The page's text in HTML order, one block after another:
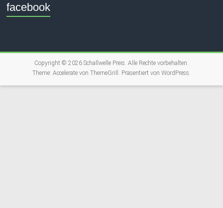
facebook
Copyright © 2026 Schallwelle Preis . Alle Rechte vorbehalten.
Theme: Acceleratevon ThemeGrill. Präsentiert von WordPress